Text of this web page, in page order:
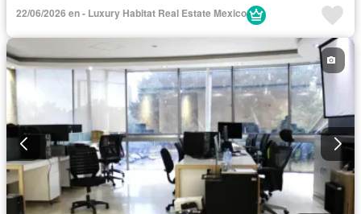
22/06/2026 en - Luxury Habitat Real Estate Mexico